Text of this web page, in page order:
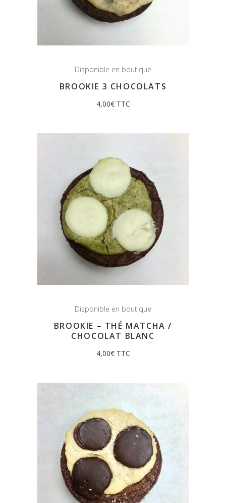
Disponible en boutique
BROOKIE 3 CHOCOLATS
4,00€ TTC
Disponible en boutique
BROOKIE – THÉ MATCHA /
CHOCOLAT BLANC
4,00€ TTC